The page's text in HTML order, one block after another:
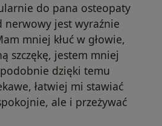
do pana osteopaty
nerwowy jest wyraźnie
mniej kłuć w głowie,
szczękę, jestem mniej
dzięki temu
łatwiej mi stawiać
ale i przeżywać